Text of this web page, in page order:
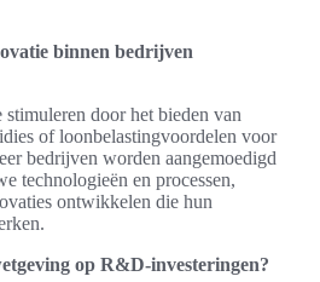
binnen bedrijven
door het bieden van
of loonbelastingvoordelen voor
bedrijven worden aangemoedigd
technologieën en processen,
ontwikkelen die hun
op R&D-investeringen?